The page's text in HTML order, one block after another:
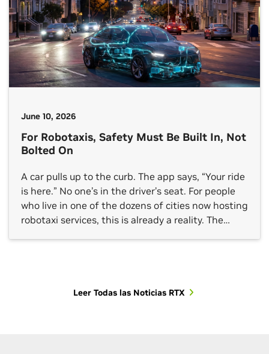
June 10, 2026
For Robotaxis, Safety Must Be Built In, Not
Bolted On
A car pulls up to the curb. The app says, “Your ride
is here.” No one’s in the driver’s seat. For people
who live in one of the dozens of cities now hosting
robotaxi services, this is already a reality. The
Leer Todas las Noticias RTX